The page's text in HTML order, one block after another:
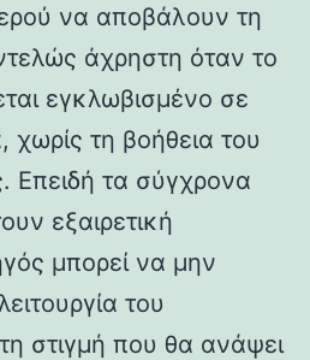
να αποβάλουν τη
άχρηστη όταν το
εγκλωβισμένο σε
χωρίς τη βοήθεια του
Επειδή τα σύγχρονα
εξαιρετική
μπορεί να μην
του
στιγμή που θα ανάψει